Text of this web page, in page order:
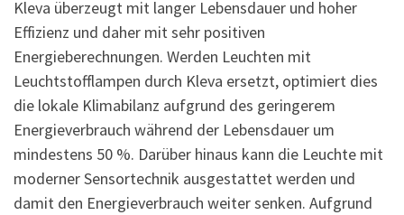
Kleva überzeugt mit langer Lebensdauer und hoher
Effizienz und daher mit sehr positiven
Energieberechnungen. Werden Leuchten mit
Leuchtstofflampen durch Kleva ersetzt, optimiert dies
die lokale Klimabilanz aufgrund des geringerem
Energieverbrauch während der Lebensdauer um
mindestens 50 %. Darüber hinaus kann die Leuchte mit
moderner Sensortechnik ausgestattet werden und
damit den Energieverbrauch weiter senken. Aufgrund